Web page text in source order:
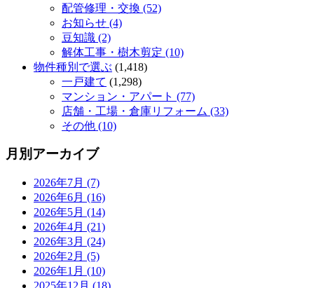
配管修理・交換 (52)
お知らせ (4)
豆知識 (2)
解体工事・樹木剪定 (10)
物件種別で選ぶ (1,418)
一戸建て (1,298)
マンション・アパート (77)
店舗・工場・倉庫リフォーム (33)
その他 (10)
月別アーカイブ
2026年7月 (7)
2026年6月 (16)
2026年5月 (14)
2026年4月 (21)
2026年3月 (24)
2026年2月 (5)
2026年1月 (10)
2025年12月 (18)